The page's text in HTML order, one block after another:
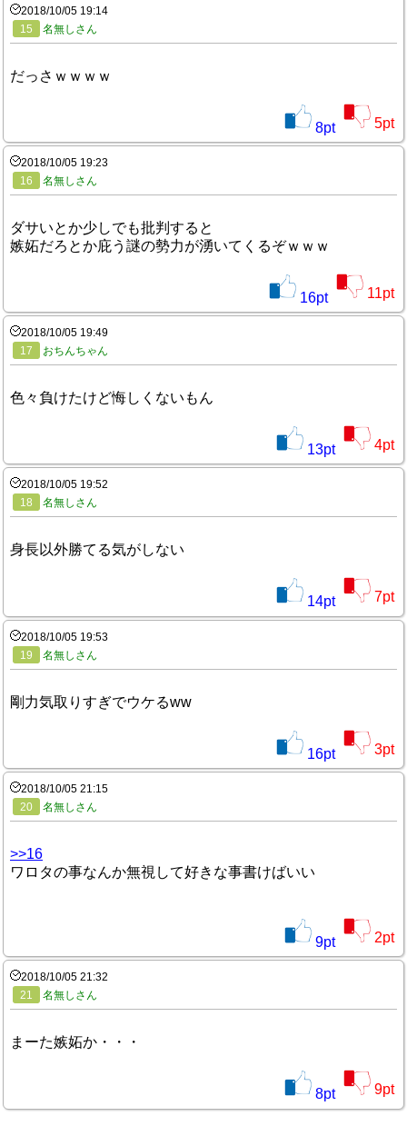
2018/10/05 19:14
15
名無しさん
だっさｗｗｗｗ
8pt 5pt
2018/10/05 19:23
16
名無しさん
ダサいとか少しでも批判すると
嫉妬だろとか庇う謎の勢力が湧いてくるぞｗｗｗ
16pt 11pt
2018/10/05 19:49
17
おちんちゃん
色々負けたけど悔しくないもん
13pt 4pt
2018/10/05 19:52
18
名無しさん
身長以外勝てる気がしない
14pt 7pt
2018/10/05 19:53
19
名無しさん
剛力気取りすぎでウケるww
16pt 3pt
2018/10/05 21:15
20
名無しさん
>>16
ワロタの事なんか無視して好きな事書けばいい
9pt 2pt
2018/10/05 21:32
21
名無しさん
まーた嫉妬か・・・
8pt 9pt